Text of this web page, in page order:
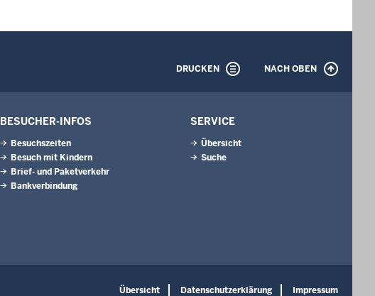
DRUCKEN NACH OBEN
BESUCHER-INFOS
Besuchszeiten
Besuch mit Kindern
Brief- und Paketverkehr
Bankverbindung
SERVICE
Übersicht
Suche
Übersicht Datenschutzerklärung Impressum